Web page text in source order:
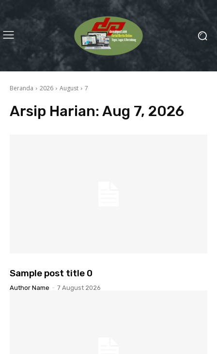
Beranda 2026 August 7
Arsip Harian: Aug 7, 2026
Sample post title 0
Author Name - 7 August 2026